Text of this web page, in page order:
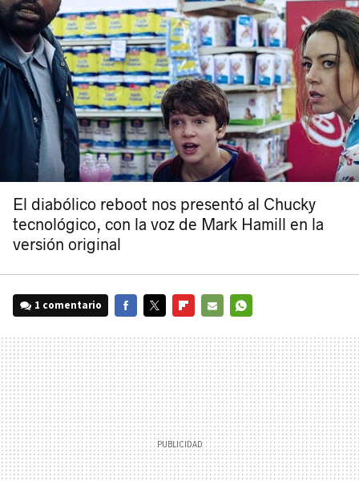
El diabólico reboot nos presentó al Chucky
tecnológico, con la voz de Mark Hamill en la
versión original
1 comentario
MAIL